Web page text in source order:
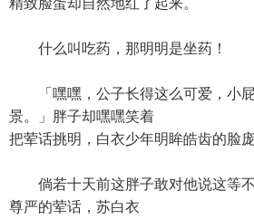
精致脸蛋却自然地红了起来。
什么叫吃药，那明明是坐药！
「嘿嘿，公子长得这么可爱，小屁
景。」胖子却嘿嘿笑着
把荤话挑明，白衣少年明眸皓齿的脸
倘若十天前这胖子敢对他说这等不
尊严的荤话，苏白衣